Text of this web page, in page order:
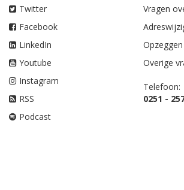
Twitter
Facebook
LinkedIn
Youtube
Instagram
RSS
Podcast
Vragen
Opzeggen
Overige
Telefoon:
0251 -